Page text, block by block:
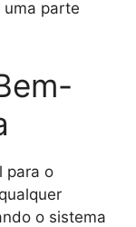
parte
para o
o sistema